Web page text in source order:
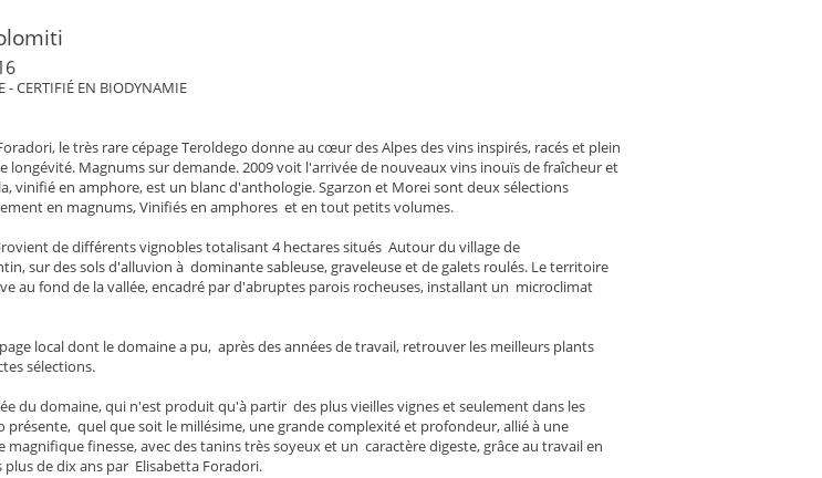
- CERTIFIÉ EN BIODYNAMIE
le très rare cépage Teroldego donne au cœur des Alpes des vins inspirés, racés et plein
longévité. Magnums sur demande. 2009 voit l'arrivée de nouveaux vins inouïs de fraîcheur et
vinifié en amphore, est un blanc d'anthologie. Sgarzon et Morei sont deux sélections
en magnums, Vinifiés en amphores et en tout petits volumes.
de différents vignobles totalisant 4 hectares situés Autour du village de
sur des sols d'alluvion à dominante sableuse, graveleuse et de galets roulés. Le territoire
au fond de la vallée, encadré par d'abruptes parois rocheuses, installant un microclimat
local dont le domaine a pu, après des années de travail, retrouver les meilleurs plants
sélections.
du domaine, qui n'est produit qu'à partir des plus vieilles vignes et seulement dans les
présente, quel que soit le millésime, une grande complexité et profondeur, allié à une
finesse, avec des tanins très soyeux et un caractère digeste, grâce au travail en
de dix ans par Elisabetta Foradori.